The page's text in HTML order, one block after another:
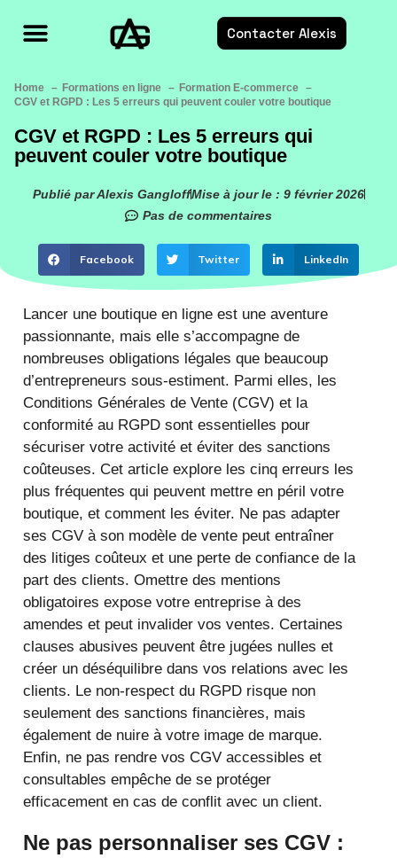
Contacter Alexis
Home Formations en ligne
Formation E-commerce
CGV et RGPD : Les 5 erreurs qui peuvent couler votre boutique
CGV et RGPD : Les 5 erreurs qui
peuvent couler votre boutique
Publié par Alexis GangloffMise à jour le : 9 février 2026
Pas de commentaires
Facebook Twitter LinkedIn
Lancer une boutique en ligne est une aventure
passionnante, mais elle s’accompagne de
nombreuses obligations légales que beaucoup
d’entrepreneurs sous-estiment. Parmi elles, les
Conditions Générales de Vente (CGV) et la
conformité au RGPD sont essentielles pour
sécuriser votre activité et éviter des sanctions
coûteuses. Cet article explore les cinq erreurs les
plus fréquentes qui peuvent mettre en péril votre
boutique, et comment les éviter. Ne pas adapter
ses CGV à son modèle de vente peut entraîner
des litiges coûteux et une perte de confiance de la
part des clients. Omettre des mentions
obligatoires expose votre entreprise à des
amendes et peut invalider vos ventes. Certaines
clauses abusives peuvent être jugées nulles et
créer un déséquilibre dans vos relations avec les
clients. Le non-respect du RGPD risque non
seulement des sanctions financières, mais
également de nuire à votre image de marque.
Enfin, ne pas rendre vos CGV accessibles et
consultables empêche de se protéger
efficacement en cas de conflit avec un client.
Ne pas personnaliser ses CGV :